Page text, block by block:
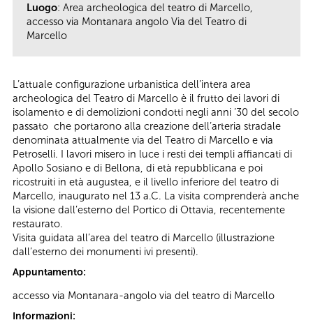
Luogo: Area archeologica del teatro di Marcello,
accesso via Montanara angolo Via del Teatro di
Marcello
L’attuale configurazione urbanistica dell’intera area
archeologica del Teatro di Marcello è il frutto dei lavori di
isolamento e di demolizioni condotti negli anni ’30 del secolo
passato che portarono alla creazione dell’arteria stradale
denominata attualmente via del Teatro di Marcello e via
Petroselli. I lavori misero in luce i resti dei templi affiancati di
Apollo Sosiano e di Bellona, di età repubblicana e poi
ricostruiti in età augustea, e il livello inferiore del teatro di
Marcello, inaugurato nel 13 a.C. La visita comprenderà anche
la visione dall’esterno del Portico di Ottavia, recentemente
restaurato.
Visita guidata all’area del teatro di Marcello (illustrazione
dall’esterno dei monumenti ivi presenti).
Appuntamento:
accesso via Montanara-angolo via del teatro di Marcello
Informazioni: